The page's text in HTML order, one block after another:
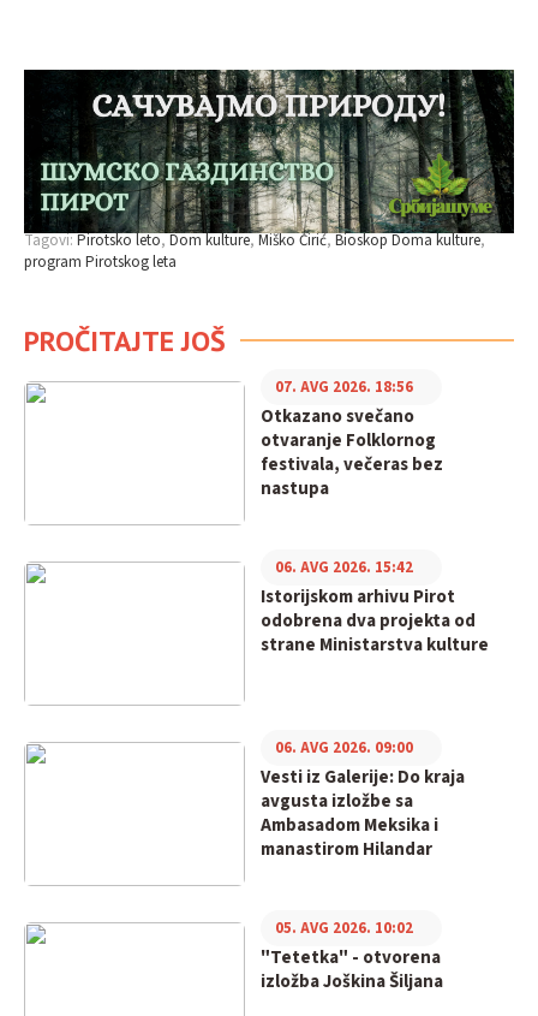
Tagovi:Pirotsko leto Dom kulture Miško Ćirić Bioskop Doma kulture
program Pirotskog leta
PROČITAJTE JOŠ
Otkazano svečano
otvaranje Folklornog
festivala, večeras bez
nastupa
07. AVG 2026. 18:56
Istorijskom arhivu Pirot
odobrena dva projekta od
strane Ministarstva kulture
06. AVG 2026. 15:42
Vesti iz Galerije: Do kraja
avgusta izložbe sa
Ambasadom Meksika i
manastirom Hilandar
06. AVG 2026. 09:00
"Tetetka" - otvorena
izložba Joškina Šiljana
05. AVG 2026. 10:02